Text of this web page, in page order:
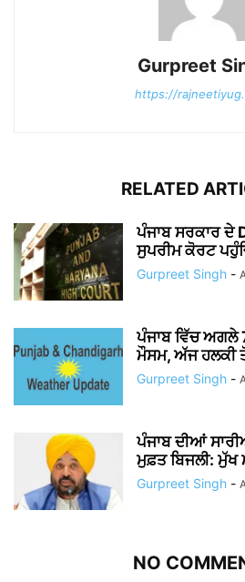
Gurpreet
https://
RELATED
ਪੰਜਾਬ ਸਰਕਾਰ ਦੇ
ਸੁਪਰੀਮ ਕੋਰਟ
Gurpreet Singh -
ਪੰਜਾਬ ਵਿੱਚ ਅਗਲੇ
ਮੌਸਮ, ਅੱਜ ਹਲਕੀ
Gurpreet Singh -
ਪੰਜਾਬ ਦੀਆਂ
ਮੁਫ਼ਤ ਬਿਜਲੀ: ਮੁੱਖ
Gurpreet Singh -
NO